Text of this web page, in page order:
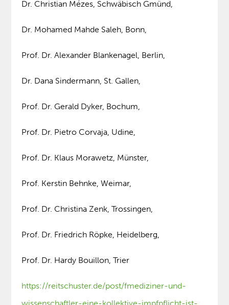
Dr. Christian Mézes, Schwäbisch Gmünd,
Dr. Mohamed Mahde Saleh, Bonn,
Prof. Dr. Alexander Blankenagel, Berlin,
Dr. Dana Sindermann, St. Gallen,
Prof. Dr. Gerald Dyker, Bochum,
Prof. Dr. Pietro Corvaja, Udine,
Prof. Dr. Klaus Morawetz, Münster,
Prof. Kerstin Behnke, Weimar,
Prof. Dr. Christina Zenk, Trossingen,
Prof. Dr. Friedrich Röpke, Heidelberg,
Prof. Dr. Hardy Bouillon, Trier
https://reitschuster.de/post/fmediziner-und-